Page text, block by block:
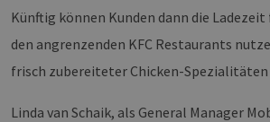
Künftig können Kunden dann die Ladezeit
den angrenzenden KFC Restaurants
frisch zubereiteter Chicken-Spezialitäten
Linda van Schaik, als General Manager